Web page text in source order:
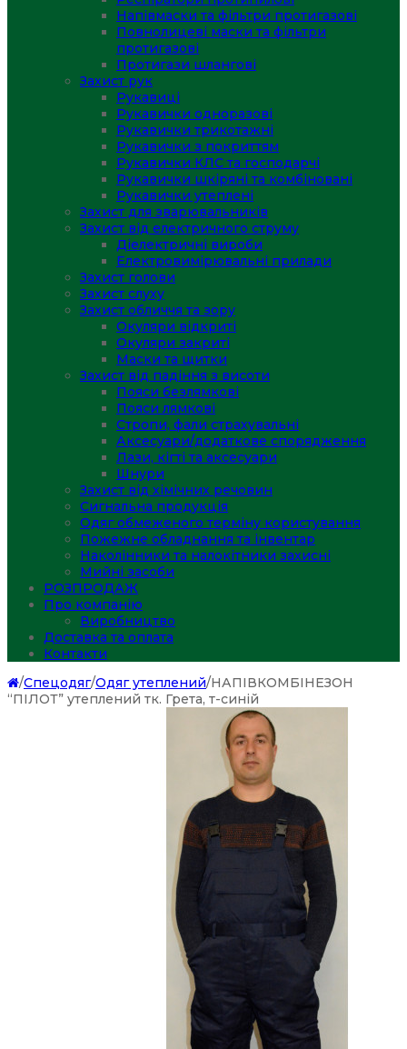
Напівмаски та фільтри протигазові
Повнолицеві маски та фільтри
протигазові
Протигази шлангові
Захист рук
Рукавиці
Рукавички одноразові
Рукавички трикотажні
Рукавички з покриттям
Рукавички КЛС та господарчі
Рукавички шкіряні та комбіновані
Рукавички утеплені
Захист для зварювальників
Захист від електричного струму
Діелектричні вироби
Електровимірювальні прилади
Захист голови
Захист слуху
Захист обличчя та зору
Окуляри відкриті
Окуляри закриті
Маски та щитки
Захист від падіння з висоти
Пояси безлямкові
Пояси лямкові
Стропи, фали страхувальні
Аксесуари/додаткове спорядження
Лази, кігті та аксесуари
Шнури
Захист від хімічних речовин
Сигнальна продукція
Одяг обмеженого терміну користування
Пожежне обладнання та інвентар
Наколінники та налокітники захисні
Мийні засоби
РОЗПРОДАЖ
Про компанію
Виробництво
Доставка та оплата
Контакти
/Спецодяг/Одяг утеплений/НАПІВКОМБІНЕЗОН
“ПІЛОТ” утеплений тк. Грета, т-синій